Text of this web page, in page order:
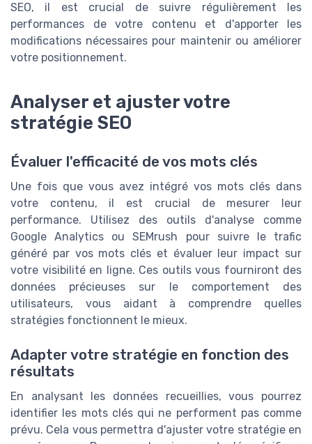
SEO, il est crucial de suivre régulièrement les
performances de votre contenu et d'apporter les
modifications nécessaires pour maintenir ou améliorer
votre positionnement.
Analyser et ajuster votre
stratégie SEO
Évaluer l'efficacité de vos mots clés
Une fois que vous avez intégré vos mots clés dans
votre contenu, il est crucial de mesurer leur
performance. Utilisez des outils d'analyse comme
Google Analytics ou SEMrush pour suivre le trafic
généré par vos mots clés et évaluer leur impact sur
votre visibilité en ligne. Ces outils vous fourniront des
données précieuses sur le comportement des
utilisateurs, vous aidant à comprendre quelles
stratégies fonctionnent le mieux.
Adapter votre stratégie en fonction des
résultats
En analysant les données recueillies, vous pourrez
identifier les mots clés qui ne performent pas comme
prévu. Cela vous permettra d'ajuster votre stratégie en